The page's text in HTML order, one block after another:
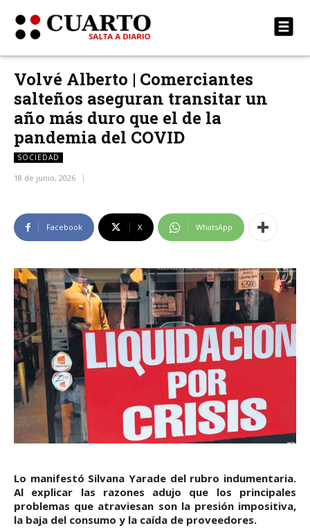
Volvé Alberto | Comerciantes
salteños aseguran transitar un
año más duro que el de la
pandemia del COVID
SOCIEDAD
18 de junio, 2026
Facebook X WhatsApp
Lo manifestó Silvana Yarade del rubro indumentaria.
Al explicar las razones adujo que los principales
problemas que atraviesan son la presión impositiva,
la baja del consumo y la caída de proveedores.